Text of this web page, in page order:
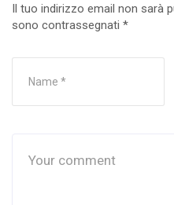
Il tuo indirizzo email non sarà
sono contrassegnati *